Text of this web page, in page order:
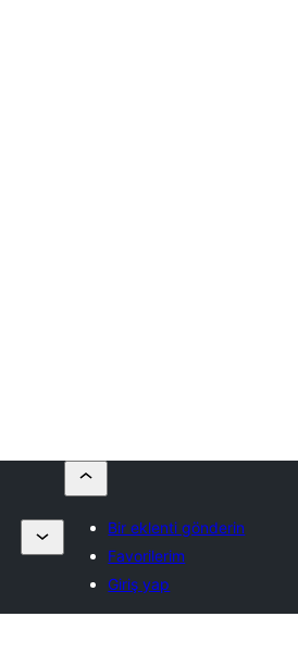
Bir eklenti gönderin
Favorilerim
Giriş yap